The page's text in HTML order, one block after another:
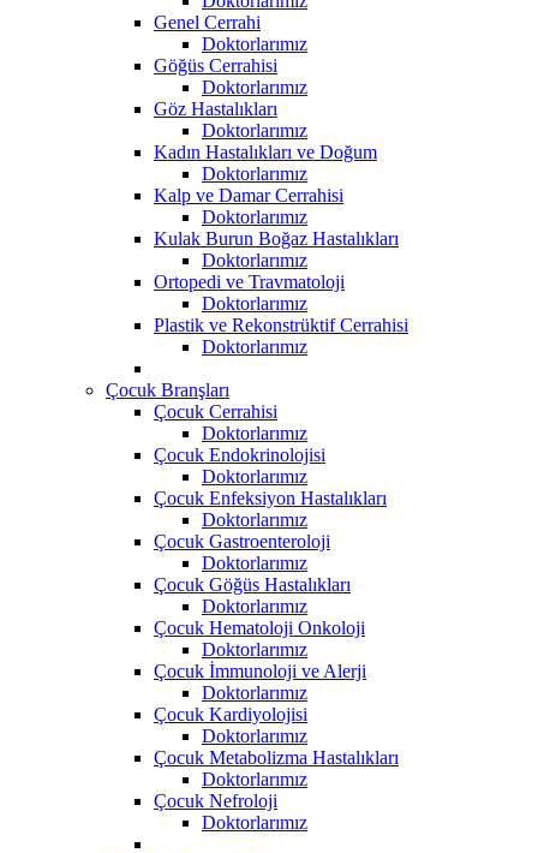
Genel Cerrahi
Doktorlarımız
Göğüs Cerrahisi
Doktorlarımız
Göz Hastalıkları
Doktorlarımız
Kadın Hastalıkları ve Doğum
Doktorlarımız
Kalp ve Damar Cerrahisi
Doktorlarımız
Kulak Burun Boğaz Hastalıkları
Doktorlarımız
Ortopedi ve Travmatoloji
Doktorlarımız
Plastik ve Rekonstrüktif Cerrahisi
Doktorlarımız
Çocuk Branşları
Çocuk Cerrahisi
Doktorlarımız
Çocuk Endokrinolojisi
Doktorlarımız
Çocuk Enfeksiyon Hastalıkları
Doktorlarımız
Çocuk Gastroenteroloji
Doktorlarımız
Çocuk Göğüs Hastalıkları
Doktorlarımız
Çocuk Hematoloji Onkoloji
Doktorlarımız
Çocuk İmmunoloji ve Alerji
Doktorlarımız
Çocuk Kardiyolojisi
Doktorlarımız
Çocuk Metabolizma Hastalıkları
Doktorlarımız
Çocuk Nefroloji
Doktorlarımız